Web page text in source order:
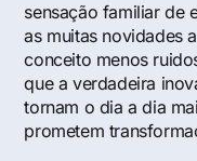
sensação familiar de
as muitas novidades
conceito menos
que a verdadeira
tornam o dia a dia
prometem